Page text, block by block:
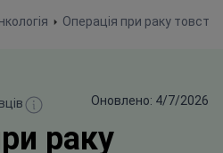
Операція при раку
Оновлено: 4/7/2026
раку